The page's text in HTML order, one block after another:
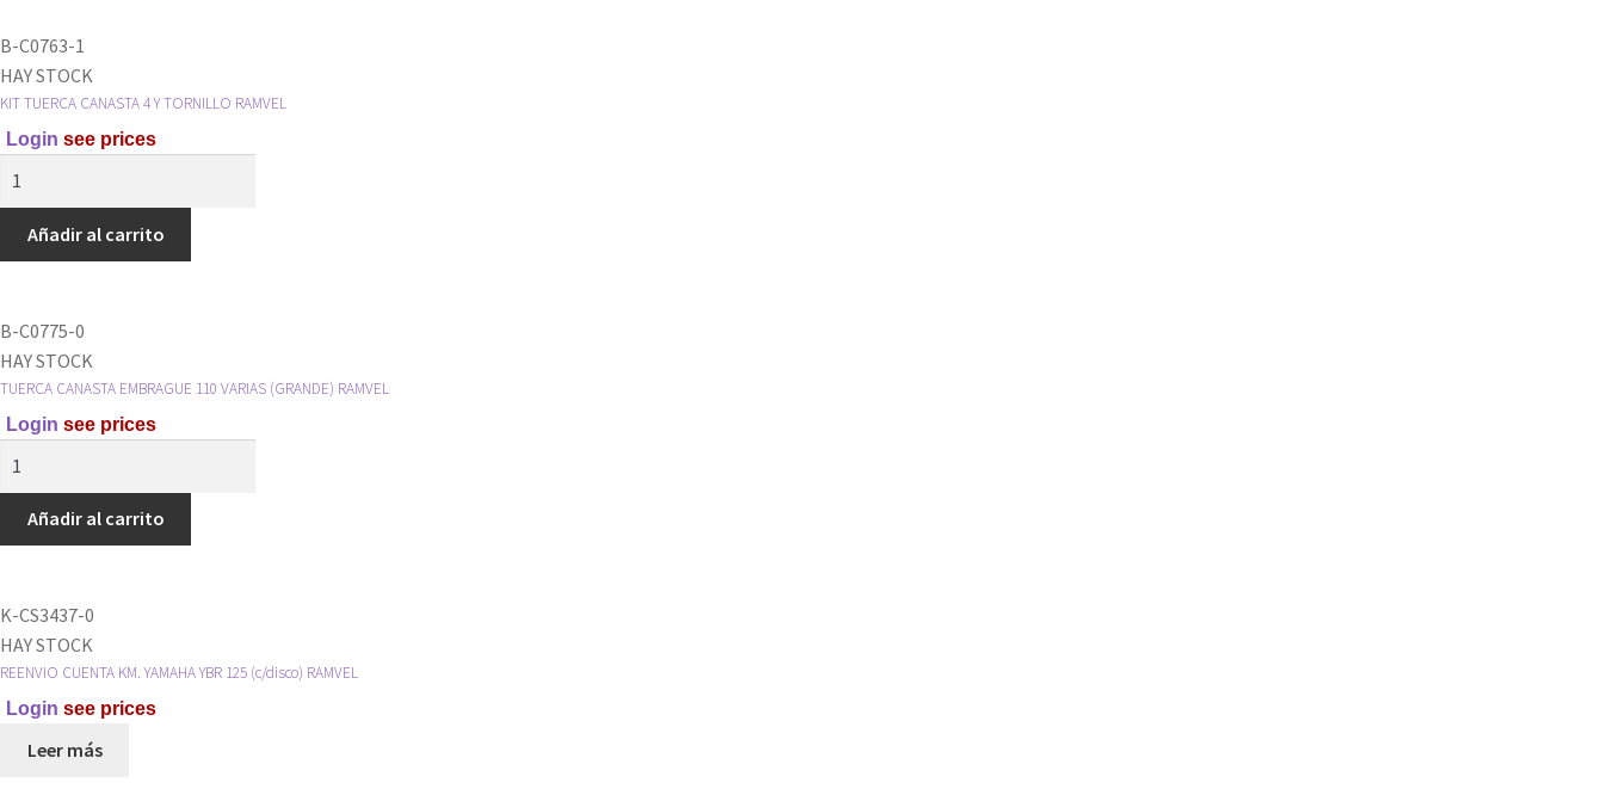
B-C0763-1
HAY STOCK
KIT TUERCA CANASTA 4 Y TORNILLO RAMVEL
Login see prices
CANASTA
4
Añadir al carrito
B-C0775-0
HAY STOCK
TUERCA CANASTA EMBRAGUE 110 VARIAS (GRANDE) RAMVEL
Login see prices
EMBRAGUE
110
Añadir al carrito
K-CS3437-0
HAY STOCK
REENVIO CUENTA KM. YAMAHA YBR 125 (c/disco) RAMVEL
Login see prices
Leer más